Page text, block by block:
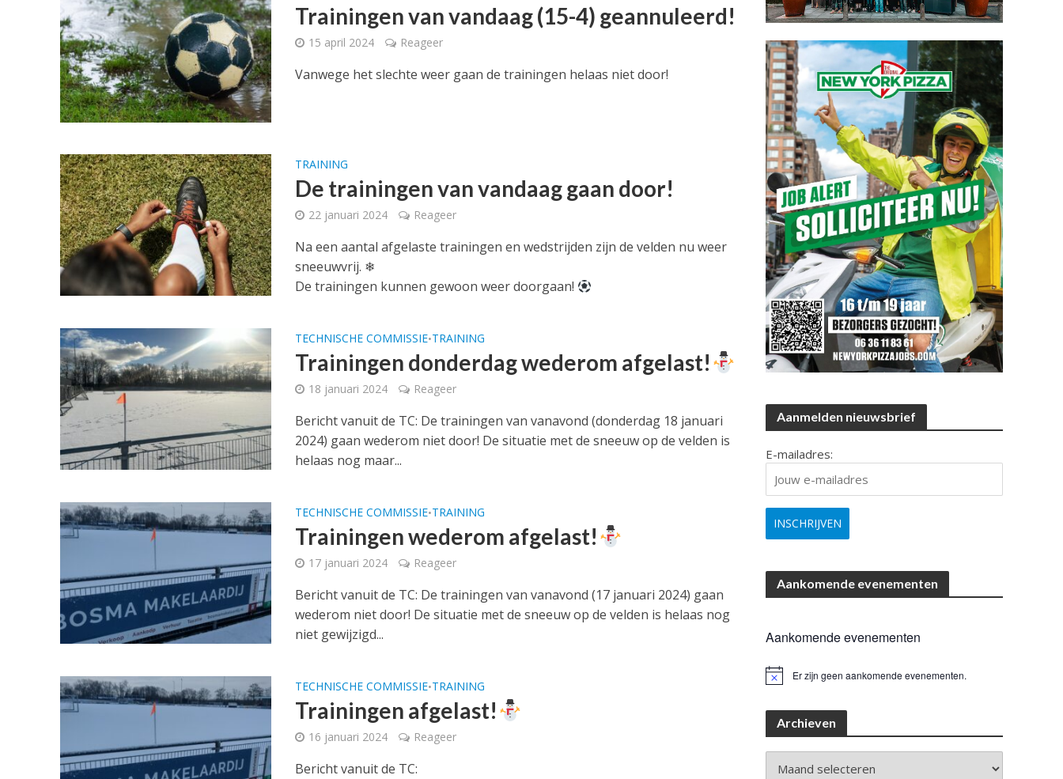
Trainingen van vandaag (15-4) geannuleerd!
15 april 2024 Reageer
Vanwege het slechte weer gaan de trainingen helaas niet door!
TRAINING
De trainingen van vandaag gaan door!
22 januari 2024 Reageer
Na een aantal afgelaste trainingen en wedstrijden zijn de velden nu weer
sneeuwvrij. ❄
De trainingen kunnen gewoon weer doorgaan!
TECHNISCHE COMMISSIE•TRAINING
Trainingen donderdag wederom afgelast!
18 januari 2024 Reageer
Bericht vanuit de TC: De trainingen van vanavond (donderdag 18 januari
2024) gaan wederom niet door! De situatie met de sneeuw op de velden is
helaas nog maar...
TECHNISCHE COMMISSIE•TRAINING
Trainingen wederom afgelast!
17 januari 2024 Reageer
Bericht vanuit de TC: De trainingen van vanavond (17 januari 2024) gaan
wederom niet door! De situatie met de sneeuw op de velden is helaas nog
niet gewijzigd...
TECHNISCHE COMMISSIE•TRAINING
Trainingen afgelast!
16 januari 2024 Reageer
Bericht vanuit de TC:
Aanmelden nieuwsbrief
E-mailadres:
Aankomende evenementen
Aankomende evenementen
B
t
Er zijn geen aankomende evenementen.
Archieven